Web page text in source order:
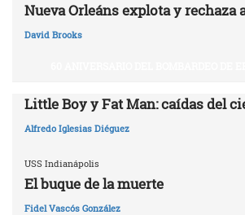
Nueva Orleáns explota y rechaza
David Brooks
Little Boy y Fat Man: caídas del
Alfredo Iglesias Diéguez
USS Indianápolis
El buque de la muerte
Fidel Vascós González